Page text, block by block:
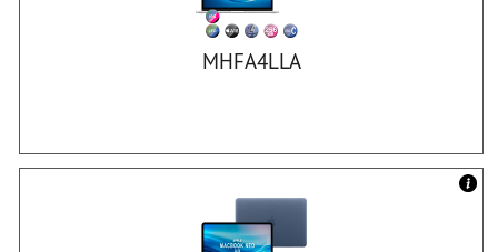
MHFA4LLA